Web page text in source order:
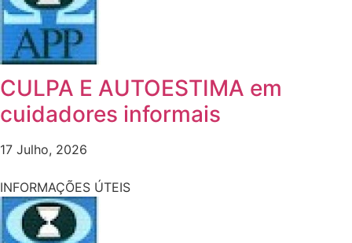
CULPA E AUTOESTIMA em
cuidadores informais
17 Julho, 2026
INFORMAÇÕES ÚTEIS